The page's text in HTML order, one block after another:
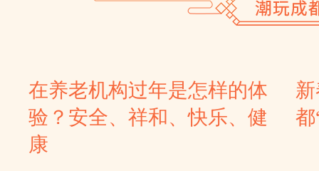
在养老机构过年是怎样的体
验？安全、祥和、快乐、健
康
都